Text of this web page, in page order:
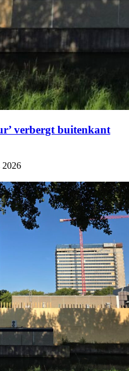
verbergt buitenkant
2026